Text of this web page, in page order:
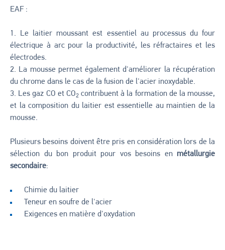
EAF :
Le laitier moussant est essentiel au processus du four
électrique à arc pour la productivité, les réfractaires et les
électrodes.
La mousse permet également d'améliorer la récupération
du chrome dans le cas de la fusion de l'acier inoxydable.
Les gaz CO et CO2contribuent à la formation de la mousse,
et la composition du laitier est essentielle au maintien de la
mousse.
Plusieurs besoins doivent être pris en considération lors de la
sélection du bon produit pour vos besoins en métallurgie
secondaire:
Chimie du laitier
Teneur en soufre de l'acier
Exigences en matière d'oxydation